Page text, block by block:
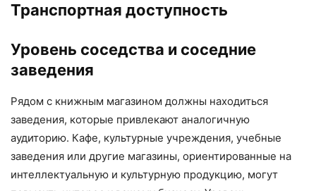
Транспортная доступность
Уровень соседства и соседние
заведения
Рядом с книжным магазином должны находиться
заведения, которые привлекают аналогичную
аудиторию. Кафе, культурные учреждения, учебные
заведения или другие магазины, ориентированные на
интеллектуальную и культурную продукцию, могут